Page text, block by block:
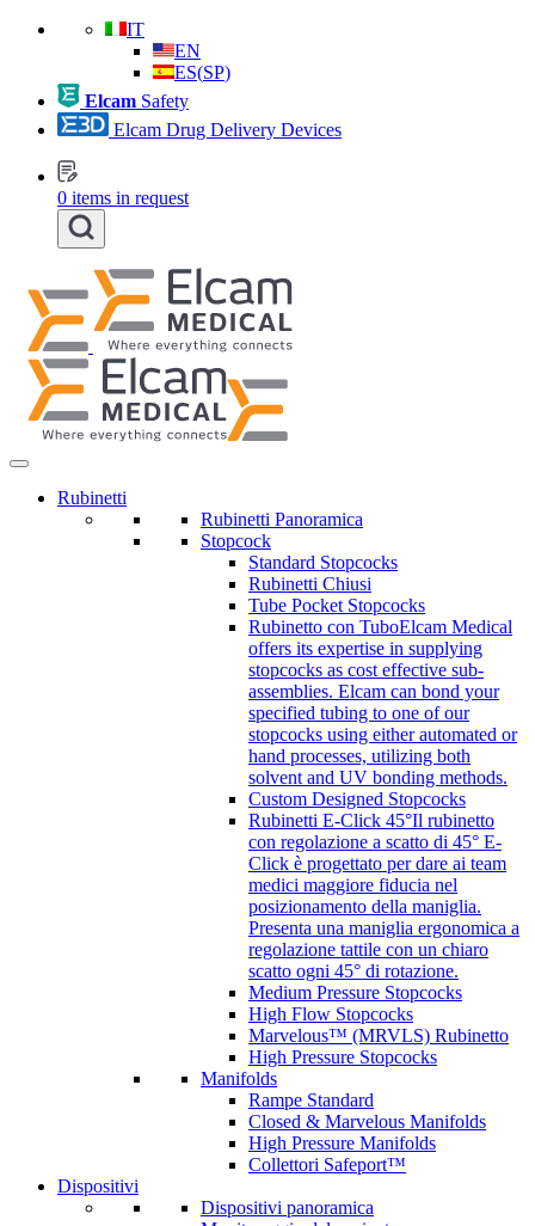
IT
EN
ES(SP)
Elcam Safety
Elcam Drug Delivery Devices
0 items in request
Rubinetti
Rubinetti Panoramica
Stopcock
Standard Stopcocks
Rubinetti Chiusi
Tube Pocket Stopcocks
Rubinetto con TuboElcam Medical
offers its expertise in supplying
stopcocks as cost effective sub-
assemblies. Elcam can bond your
specified tubing to one of our
stopcocks using either automated or
hand processes, utilizing both
solvent and UV bonding methods.
Custom Designed Stopcocks
Rubinetti E-Click 45°Il rubinetto
con regolazione a scatto di 45° E-
Click è progettato per dare ai team
medici maggiore fiducia nel
posizionamento della maniglia.
Presenta una maniglia ergonomica a
regolazione tattile con un chiaro
scatto ogni 45° di rotazione.
Medium Pressure Stopcocks
High Flow Stopcocks
Marvelous™ (MRVLS) Rubinetto
High Pressure Stopcocks
Manifolds
Rampe Standard
Closed & Marvelous Manifolds
High Pressure Manifolds
Collettori Safeport™
Dispositivi
Dispositivi panoramica